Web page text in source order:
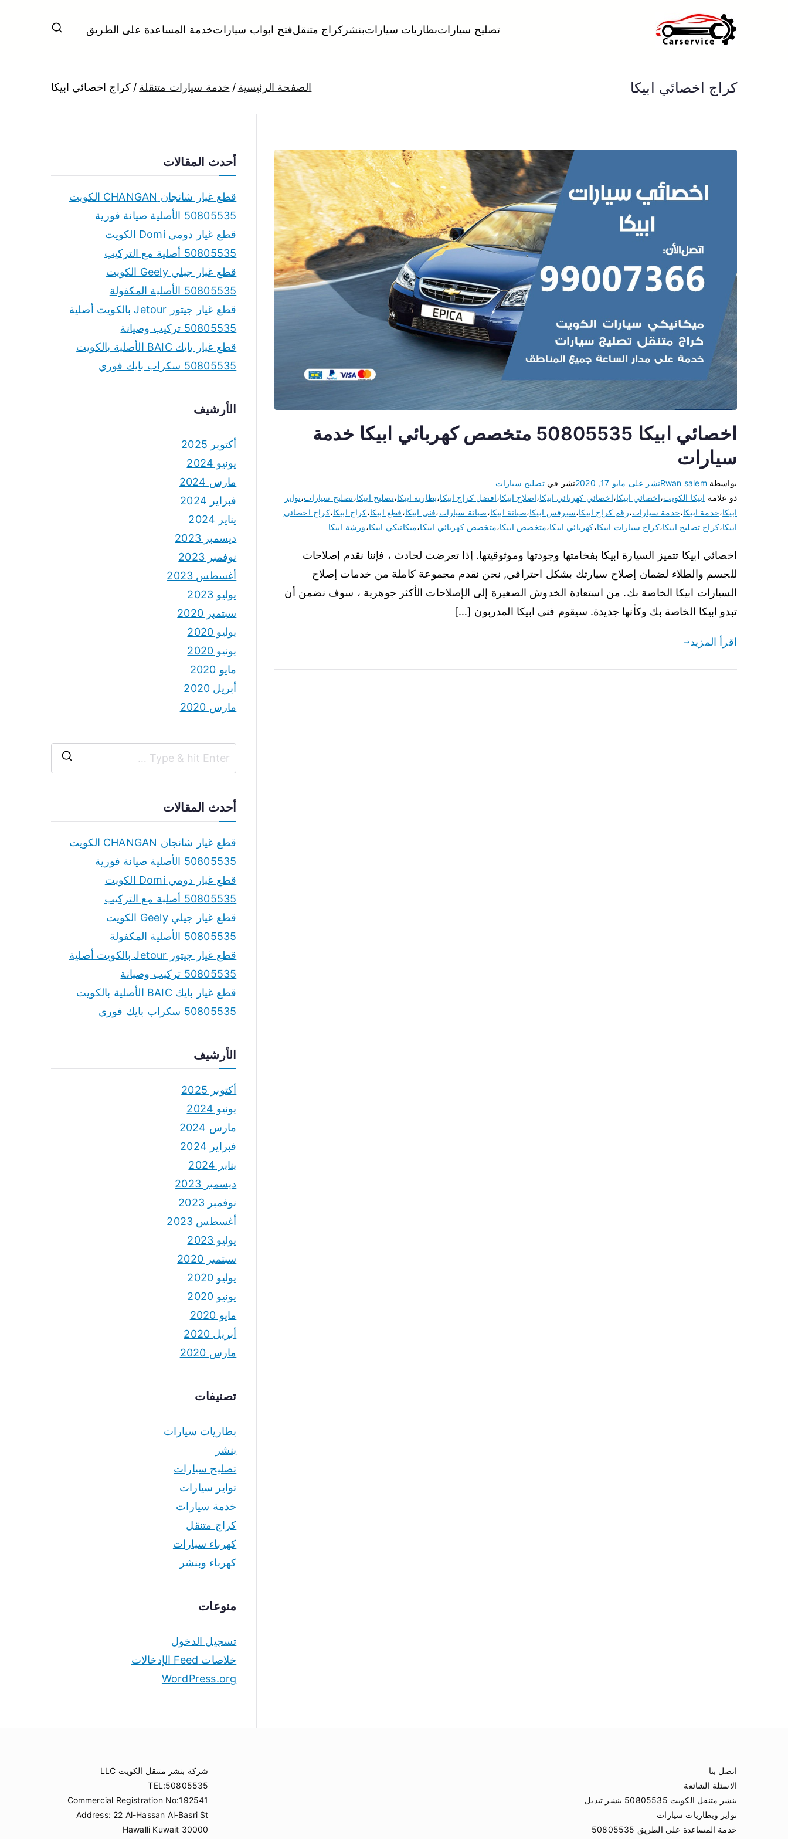
بنشر متنقل الكويت
بنشر متنقل الكويت كهرباء وبنشر تبديل تواير تواير اطارات عجلات تصليح وصيانة سيارات امام المنزل تبديل بطاريات بارخص الاسعار
تصليح سياراتبطاريات سياراتبنشر كراج متنقلفتح ابواب سياراتخدمة المساعدة على الطريق
كراج اخصائي ابيكا الصفحة الرئيسية خدمة سيارات متنقلة كراج اخصائي ابيكا
اخصائي ابيكا 50805535 متخصص كهربائي ابيكا خدمة
سيارات
بواسطة Rwan salemنشر على مايو 17, 2020 نشر فيتصليح سيارات
ذو علامة ابيكا الكويت،اخصائي ابيكا،اخصائي كهربائي ابيكا،اصلاح ابيكا،افضل كراج ابيكا،بطارية ابيكا،تصليح ابيكا،تصليح سيارات،تواير
ابيكا،خدمة ابيكا،خدمة سيارات،رقم كراج ابيكا،سيرفس ابيكا،صيانة ابيكا،صيانة سيارات،فني ابيكا،قطع ابيكا،كراج ابيكا،كراج اخصائي
ابيكا،كراج تصليح ابيكا،كراج سيارات ابيكا،كهربائي ابيكا،متخصص ابيكا،متخصص كهربائي ابيكا،ميكانيكي ابيكا،ورشة ابيكا
اخصائي ابيكا تتميز السيارة ابيكا بفخامتها وجودتها وموثوقيتها. إذا تعرضت لحادث ، فإننا نقدم إصلاحات
للجسم والطلاء لضمان إصلاح سيارتك بشكل احترافي, نحن نقدم مجموعة كاملة من خدمات إصلاح
السيارات ابيكا الخاصة بك. من استعادة الخدوش الصغيرة إلى الإصلاحات الأكثر جوهرية ، سوف نضمن أن
تبدو ابيكا الخاصة بك وكأنها جديدة. سيقوم فني ابيكا المدربون […]
اقرأ المزيد
أحدث المقالات
قطع غيار شانجان CHANGAN الكويت
50805535 الأصلية صيانة فورية
قطع غيار دومي Domi الكويت
50805535 أصلية مع التركيب
قطع غيار جيلي Geely الكويت
50805535 الأصلية المكفولة
قطع غيار جيتور Jetour بالكويت أصلية
50805535 تركيب وصيانة
قطع غيار بايك BAIC الأصلية بالكويت
50805535 سكراب بايك فوري
الأرشيف
أكتوبر 2025
يونيو 2024
مارس 2024
فبراير 2024
يناير 2024
ديسمبر 2023
نوفمبر 2023
أغسطس 2023
يوليو 2023
سبتمبر 2020
يوليو 2020
يونيو 2020
مايو 2020
أبريل 2020
مارس 2020
r
أحدث المقالات
قطع غيار شانجان CHANGAN الكويت
50805535 الأصلية صيانة فورية
قطع غيار دومي Domi الكويت
50805535 أصلية مع التركيب
قطع غيار جيلي Geely الكويت
50805535 الأصلية المكفولة
قطع غيار جيتور Jetour بالكويت أصلية
50805535 تركيب وصيانة
قطع غيار بايك BAIC الأصلية بالكويت
50805535 سكراب بايك فوري
الأرشيف
أكتوبر 2025
يونيو 2024
مارس 2024
فبراير 2024
يناير 2024
ديسمبر 2023
نوفمبر 2023
أغسطس 2023
يوليو 2023
سبتمبر 2020
يوليو 2020
يونيو 2020
مايو 2020
أبريل 2020
مارس 2020
تصنيفات
بطاريات سيارات
بنشر
تصليح سيارات
تواير سيارات
خدمة سيارات
كراج متنقل
كهرباء سيارات
كهرباء وبنشر
منوعات
تسجيل الدخول
خلاصات Feed الإدخالات
WordPress.org
اتصل بنا
الاسئلة الشائعة
بنشر متنقل الكويت 50805535 بنشر تبديل
تواير وبطاريات سيارات
خدمة المساعدة على الطريق 50805535
شركة بنشر متنقل الكويت LLC
TEL:50805535
Commercial Registration No:192541
Address: 22 Al-Hassan Al-Basri St
Hawalli Kuwait 30000